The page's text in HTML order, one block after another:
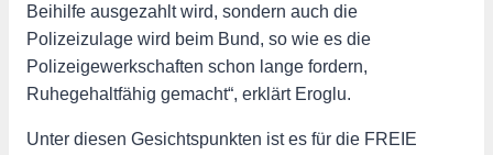
Beihilfe ausgezahlt wird, sondern auch die
Polizeizulage wird beim Bund, so wie es die
Polizeigewerkschaften schon lange fordern,
Ruhegehaltfähig gemacht“, erklärt Eroglu.
Unter diesen Gesichtspunkten ist es für die FREIE